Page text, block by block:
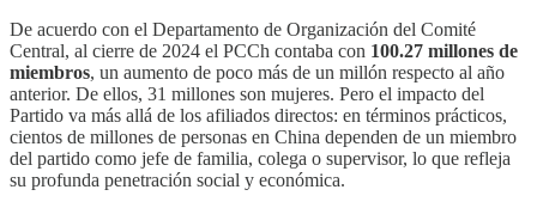
De acuerdo con el Departamento de Organización del Comité
Central, al cierre de 2024 el PCCh contaba con 100.27 millones de
miembros, un aumento de poco más de un millón respecto al año
anterior. De ellos, 31 millones son mujeres. Pero el impacto del
Partido va más allá de los afiliados directos: en términos prácticos,
cientos de millones de personas en China dependen de un miembro
del partido como jefe de familia, colega o supervisor, lo que refleja
su profunda penetración social y económica.